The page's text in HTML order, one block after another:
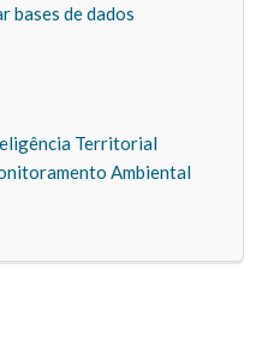
bases de dados
Territorial
Ambiental